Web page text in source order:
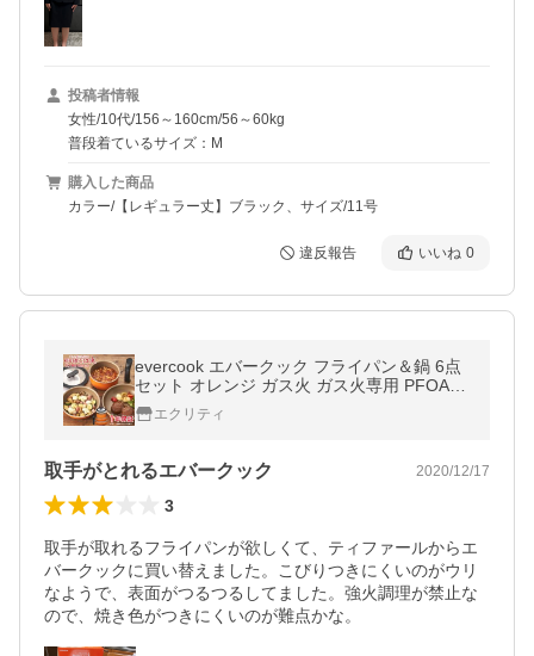
投稿者情報
女性/10代/156～160cm/56～60kg
普段着ているサイズ：M
購入した商品
カラー/【レギュラー丈】ブラック、サイズ/11号
違反報告 いいね 0
evercook エバークック フライパン＆鍋 6点
セット オレンジ ガス火 ガス火専用 PFOA不
使用エクリティ
取手がとれるエバークック 2020/12/17
3
取手が取れるフライパンが欲しくて、ティファールからエ
バークックに買い替えました。こびりつきにくいのがウリ
なようで、表面がつるつるしてました。強火調理が禁止な
ので、焼き色がつきにくいのが難点かな。